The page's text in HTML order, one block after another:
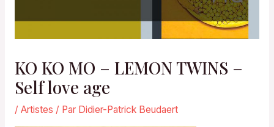
KO KO MO – LEMON TWINS –
Self love age
/ Artistes / Par Didier-Patrick Beudaert